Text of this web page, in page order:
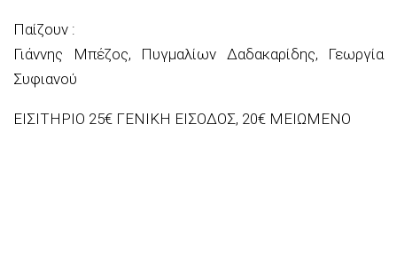
Παίζουν :
Γιάννης Μπέζος, Πυγμαλίων Δαδακαρίδης, Γεωργία
Συφιανού
ΕΙΣΙΤΗΡΙΟ 25€ ΓΕΝΙΚΗ ΕΙΣΟΔΟΣ, 20€ ΜΕΙΩΜΕΝΟ